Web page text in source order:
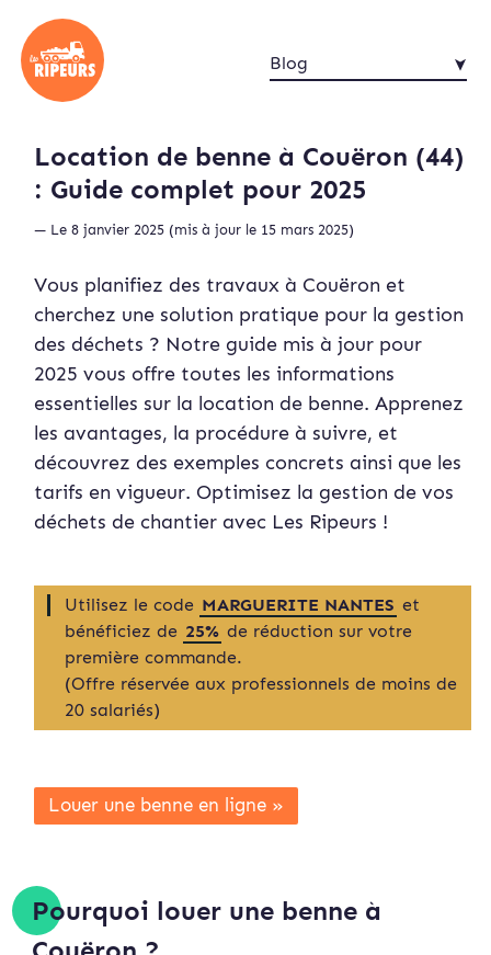
Blog
Location de benne à Couëron (44)
: Guide complet pour 2025
— Le 8 janvier 2025 (mis à jour le 15 mars 2025)
Vous planifiez des travaux à Couëron et
cherchez une solution pratique pour la gestion
des déchets ? Notre guide mis à jour pour
2025 vous offre toutes les informations
essentielles sur la location de benne. Apprenez
les avantages, la procédure à suivre, et
découvrez des exemples concrets ainsi que les
tarifs en vigueur. Optimisez la gestion de vos
déchets de chantier avec Les Ripeurs !
Utilisez le code MARGUERITE NANTES et
bénéficiez de 25% de réduction sur votre
première commande.
(Offre réservée aux professionnels de moins de
20 salariés)
Louer une benne en ligne »
Pourquoi louer une benne à